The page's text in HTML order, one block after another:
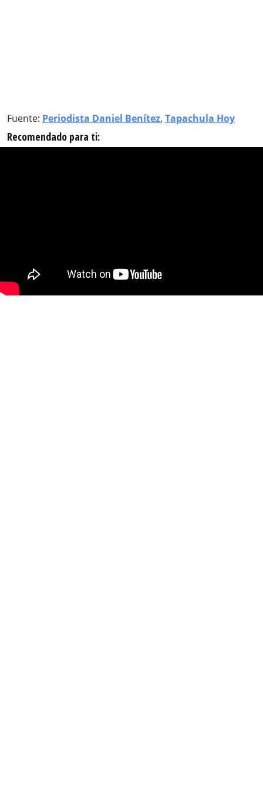
Fuente: Periodista Daniel Benítez, Tapachula Hoy
Recomendado para ti: